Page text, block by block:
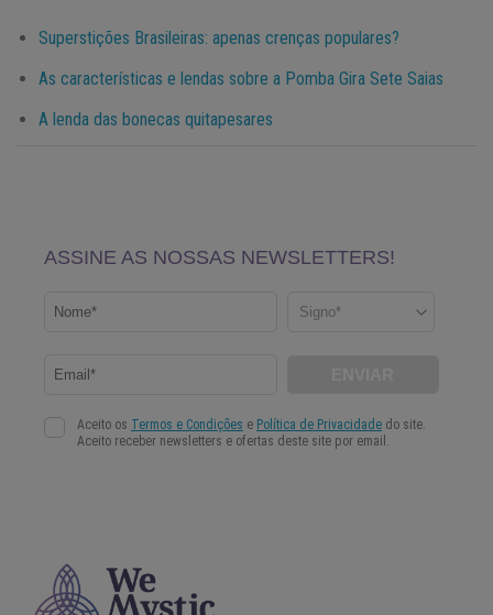
Superstições Brasileiras: apenas crenças populares?
As características e lendas sobre a Pomba Gira Sete Saias
A lenda das bonecas quitapesares